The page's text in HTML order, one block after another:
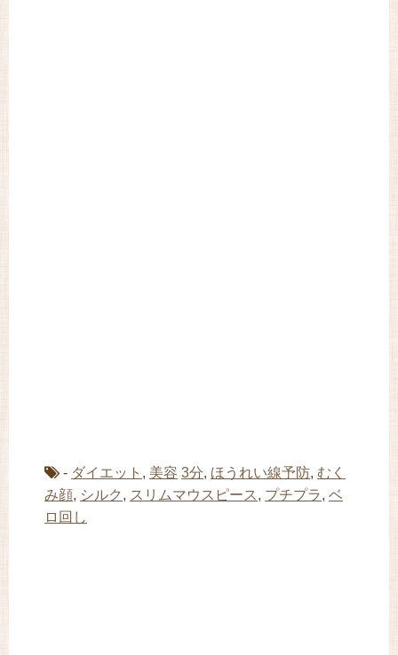
- ダイエット , 美容 3分, ほうれい線予防, むく
み顔, シルク , スリムマウスピース , プチプラ, ベ
ロ回し